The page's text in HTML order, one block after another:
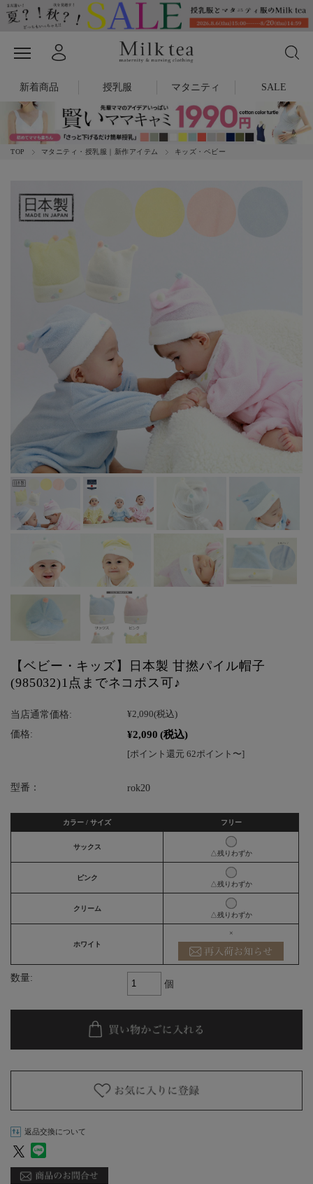
新着商品 授乳服 マタニティ SALE
TOP マタニティ・授乳服｜新作アイテム キッズ・ベビー
【ベビー・キッズ】日本製 甘撚パイル帽子
(985032)1点までネコポス可♪
当店通常価格: ¥2,090(税込)
価格: ¥2,090 (税込)
[ポイント還元 62ポイント〜]
型番： rok20
カラー / サイズ フリー
サックス
△残りわずか
ピンク
△残りわずか
クリーム
△残りわずか
ホワイト
×
数量:
個
返品交換について